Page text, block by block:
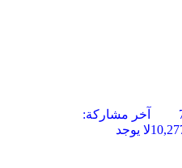
آخر مشاركة:
لا يوجد